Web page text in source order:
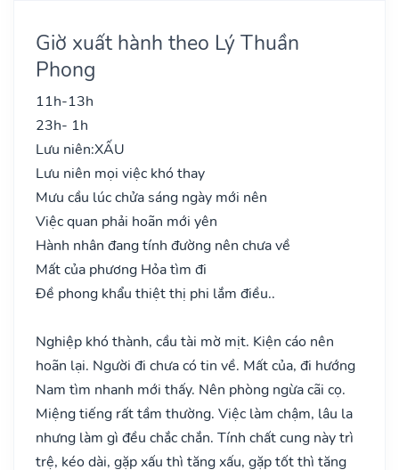
Giờ xuất hành theo Lý Thuần
Phong
11h-13h
23h- 1h
Lưu niên:XẤU
Lưu niên mọi việc khó thay
Mưu cầu lúc chửa sáng ngày mới nên
Việc quan phải hoãn mới yên
Hành nhân đang tính đường nên chưa về
Mất của phương Hỏa tìm đi
Đề phong khẩu thiệt thị phi lắm điều..
Nghiệp khó thành, cầu tài mờ mịt. Kiện cáo nên
hoãn lại. Người đi chưa có tin về. Mất của, đi hướng
Nam tìm nhanh mới thấy. Nên phòng ngừa cãi cọ.
Miệng tiếng rất tầm thường. Việc làm chậm, lâu la
nhưng làm gì đều chắc chắn. Tính chất cung này trì
trệ, kéo dài, gặp xấu thì tăng xấu, gặp tốt thì tăng